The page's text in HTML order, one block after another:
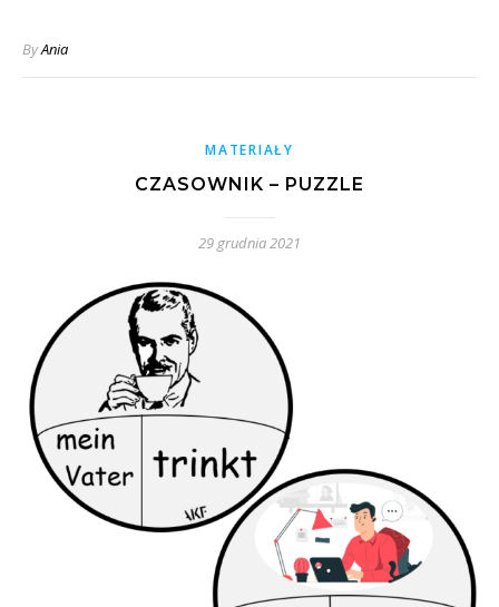
ByAnia
MATERIAŁY
CZASOWNIK – PUZZLE
29 grudnia 2021